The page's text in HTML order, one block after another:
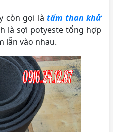
còn gọi làtấm than khử
là sợi potyeste tổng hợp
lẫn vào nhau.